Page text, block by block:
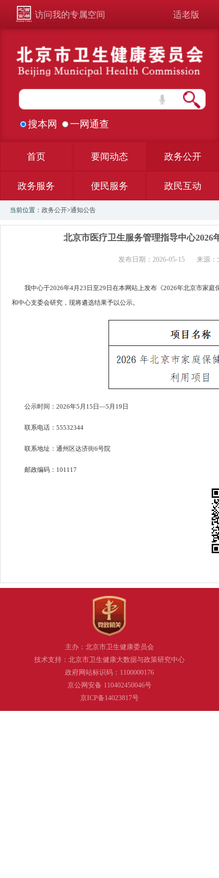
访问我的专属空间 适老版
搜本网 一网通查
首页 要闻动态 政务公开
政务服务 便民服务 政民互动
当前位置： 政务公开>通知公告
北京市医疗卫生服务管理指导中心
发布日期：2026-05-15 来源：
我中心于2026年4月23日至29日在本网站上发布《2026年北京市家
和中心支委会研究，现将遴选结果予以公示。
公示时间：2026年5月15日—5月19日
联系电话：55532344
联系地址：通州区达济街6号院
邮政编码：101117
主办：北京市卫生健康委员会
技术支持：北京市卫生健康大数据与政策研究中心
政府网站标识码：1100000176
京公网安备 110402450046号
京ICP备14023817号